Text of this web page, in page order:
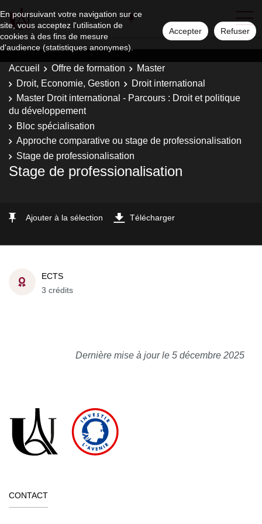
En poursuivant votre navigation sur ce
site, vous acceptez l'utilisation de
cookies à des fins de mesure
d'audience (statistiques anonymes).
Accepter Refuser
Accueil Offre de formation
Master
Droit, Economie, Gestion
Droit international
Master Droit international - Parcours : Droit et politique
du développement
Bloc spécialisation
Approche comparative ou stage de professionalisation
Stage de professionalisation
Stage de professionalisation
Ajouter à la sélection Télécharger
ECTS
3 crédits
Dernière mise à jour le 5 décembre 2025
CONTACT